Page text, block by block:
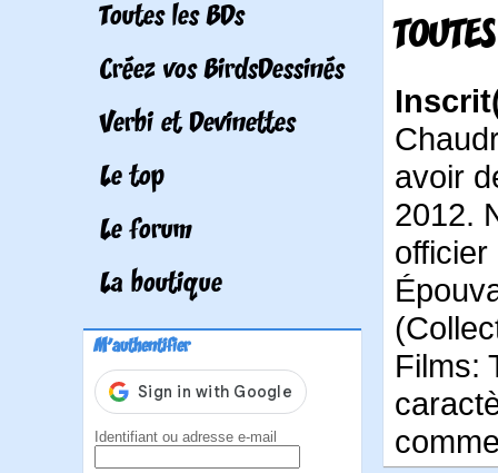
Toutes les BDs
Créez vos BirdsDessinés
Verbi et Devinettes
Le top
Le forum
La boutique
M'authentifier
Identifiant ou adresse e-mail
avoir
2012.
officier
Films: